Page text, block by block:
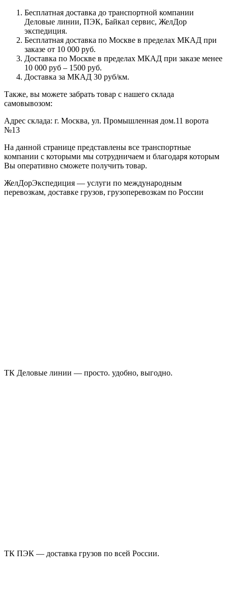
Бесплатная доставка до транспортной компании
Деловые линии, ПЭК, Байкал сервис, ЖелДор
экспедиция.
Бесплатная доставка по Москве в пределах МКАД при
заказе от 10 000 руб.
Доставка по Москве в пределах МКАД при заказе менее
10 000 руб – 1500 руб.
Доставка за МКАД 30 руб/км.
Также, вы можете забрать товар с нашего склада
самовывозом:
Адрес склада: г. Москва, ул. Промышленная дом.11 ворота
№13
На данной странице представлены все транспортные
компании с которыми мы сотрудничаем и благодаря которым
Вы оперативно сможете получить товар.
ЖелДорЭкспедиция — услуги по международным
перевозкам, доставке грузов, грузоперевозкам по России
ТК Деловые линии — просто. удобно, выгодно.
ТК ПЭК — доставка грузов по всей России.